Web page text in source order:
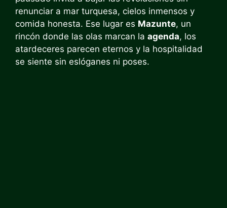
renunciar a mar turquesa, cielos inmensos y
comida honesta. Ese lugar es Mazunte, un
rincón donde las olas marcan la agenda, los
atardeceres parecen eternos y la hospitalidad
se siente sin eslóganes ni poses.